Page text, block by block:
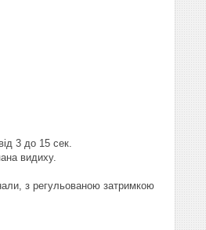
3 до 15 сек.
видиху.
з регульованою затримкою